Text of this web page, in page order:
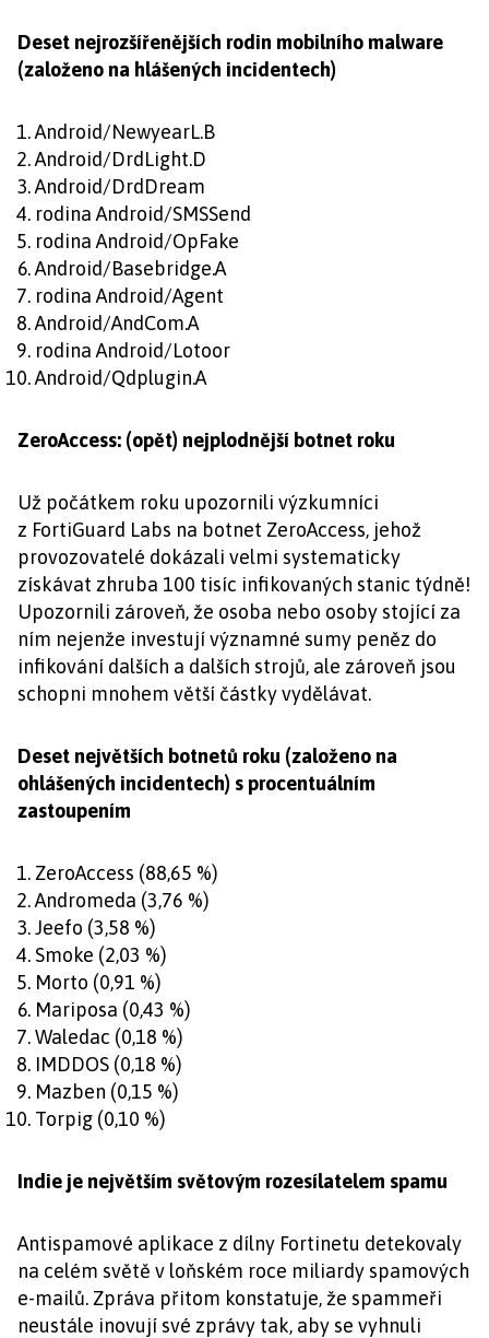
Deset nejrozšířenějších rodin mobilního malware
(založeno na hlášených incidentech)
Android/NewyearL.B
Android/DrdLight.D
Android/DrdDream
rodina Android/SMSSend
rodina Android/OpFake
Android/Basebridge.A
rodina Android/Agent
Android/AndCom.A
rodina Android/Lotoor
Android/Qdplugin.A
ZeroAccess: (opět) nejplodnější botnet roku
Už počátkem roku upozornili výzkumníci
z FortiGuard Labs na botnet ZeroAccess, jehož
provozovatelé dokázali velmi systematicky
získávat zhruba 100 tisíc infikovaných stanic týdně!
Upozornili zároveň, že osoba nebo osoby stojící za
ním nejenže investují významné sumy peněz do
infikování dalších a dalších strojů, ale zároveň jsou
schopni mnohem větší částky vydělávat.
Deset největších botnetů roku (založeno na
ohlášených incidentech) s procentuálním
zastoupením
ZeroAccess (88,65 %)
Andromeda (3,76 %)
Jeefo (3,58 %)
Smoke (2,03 %)
Morto (0,91 %)
Mariposa (0,43 %)
Waledac (0,18 %)
IMDDOS (0,18 %)
Mazben (0,15 %)
Torpig (0,10 %)
Indie je největším světovým rozesílatelem spamu
Antispamové aplikace z dílny Fortinetu detekovaly
na celém světě v loňském roce miliardy spamových
e-mailů. Zpráva přitom konstatuje, že spammeři
neustále inovují své zprávy tak, aby se vyhnuli